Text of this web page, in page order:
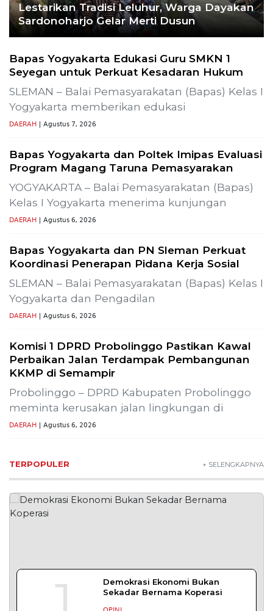
Lestarikan Tradisi Leluhur, Warga Dayakan
Sardonoharjo Gelar Merti Dusun
Bapas Yogyakarta Edukasi Guru SMKN 1
Seyegan untuk Perkuat Kesadaran Hukum
SLEMAN – Balai Pemasyarakatan (Bapas) Kelas I
Yogyakarta memberikan edukasi
DAERAH | Agustus 7, 2026
Bapas Yogyakarta dan Poltek Imipas Evaluasi
Program Magang Taruna Pemasyarakan
YOGYAKARTA – Balai Pemasyarakatan (Bapas)
Kelas I Yogyakarta menerima kunjungan
DAERAH | Agustus 6, 2026
Bapas Yogyakarta dan PN Sleman Perkuat
Koordinasi Penerapan Pidana Kerja Sosial
SLEMAN – Balai Pemasyarakatan (Bapas) Kelas I
Yogyakarta dan Pengadilan
DAERAH | Agustus 6, 2026
Komisi 1 DPRD Probolinggo Pastikan Kawal
Perbaikan Jalan Terdampak Pembangunan
KKMP di Semampir
Probolinggo – DPRD Kabupaten Probolinggo
meminta kerusakan jalan lingkungan di
DAERAH | Agustus 6, 2026
TERPOPULER + SELENGKAPNYA
Demokrasi Ekonomi Bukan
Sekadar Bernama Koperasi
OPINI